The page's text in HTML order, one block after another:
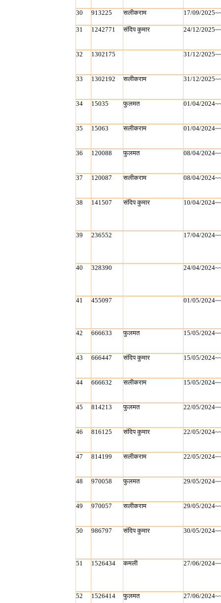
30 913225 सलीकराम 17/09/
31 1242771 संदिप कुमार 24/12/
32 1302175 31/12/
33 1302192 सलीकराम 31/12/
34 15035 फुलमत 01/04/
35 15063 सलीकराम 01/04/
36 120088 फुलमत 08/04/
37 120087 सलीकराम 08/04/
38 141507 संदिप कुमार 10/04/
39 236552 17/04/
40 328390 24/04/
41 455097 01/05/
42 666633 फुलमत 15/05/
43 666447 संदिप कुमार 15/05/
44 666632 सलीकराम 15/05/
45 814213 फुलमत 22/05/
46 816125 संदिप कुमार 22/05/
47 814199 सलीकराम 22/05/
48 970058 फुलमत 29/05/
49 970057 सलीकराम 29/05/
50 986797 संदिप कुमार 30/05/
51 1526434 कमली 27/06/
52 1526414 फुलमत 27/06/